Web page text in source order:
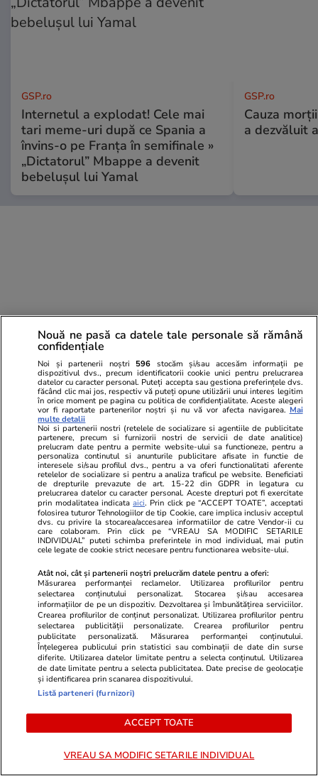
GSP.ro
Internetul a explodat! Cele mai
tari meme-uri după ce Spania a
învins-o pe Franța în semifinale »
„Dictatorul” Mbappe a devenit
bebelușul lui Yamal
GSP.ro
Cauza
a dezvăluit
PARTENERI
Mediafax.ro
Destin incredibil: Messi l-a
îmbăiat pe bebelușul Yamal.
Acum se înfruntă în finala Cupei
Mondiale
Wowbiz.ro
Cum arată
premieră cu
PROMO
Nouă ne pasă ca datele tale personale să rămână
confidențiale
Noi și partenerii noștri 596 stocăm și/sau accesăm informații pe
dispozitivul dvs., precum identificatorii cookie unici pentru prelucrarea
datelor cu caracter personal. Puteți accepta sau gestiona preferințele dvs.
făcând clic mai jos, respectiv vă puteți opune utilizării unui interes legitim
în orice moment pe pagina cu politica de confidențialitate. Aceste alegeri
vor fi raportate partenerilor noștri și nu vă vor afecta navigarea. Mai
multe detalii
Noi si partenerii nostri (retelele de socializare si agentiile de publicitate
partenere, precum si furnizorii nostri de servicii de date analitice)
prelucram date pentru a permite website-ului sa functioneze, pentru a
personaliza continutul si anunturile publicitare afisate in functie de
interesele si/sau profilul dvs., pentru a va oferi functionalitati aferente
retelelor de socializare si pentru a analiza traficul pe website. Beneficiati
de drepturile prevazute de art. 15-22 din GDPR in legatura cu
prelucrarea datelor cu caracter personal. Aceste drepturi pot fi exercitate
prin modalitatea indicataaici. Prin click pe “ACCEPT TOATE”, acceptati
folosirea tuturor Tehnologiilor de tip Cookie, care implica inclusiv acceptul
dvs. cu privire la stocarea/accesarea informatiilor de catre Vendor-ii cu
care colaboram. Prin click pe “VREAU SA MODIFIC SETARILE
INDIVIDUAL” puteti schimba preferintele in mod individual, mai putin
cele legate de cookie strict necesare pentru functionarea website-ului.
Atât noi, cât și partenerii noștri prelucrăm datele pentru a oferi:
Măsurarea performanței reclamelor. Utilizarea profilurilor pentru
selectarea conținutului personalizat. Stocarea și/sau accesarea
informațiilor de pe un dispozitiv. Dezvoltarea și îmbunătățirea serviciilor.
Crearea profilurilor de conținut personalizat. Utilizarea profilurilor pentru
selectarea publicității personalizate. Crearea profilurilor pentru
publicitate personalizată. Măsurarea performanței conținutului.
Înțelegerea publicului prin statistici sau combinații de date din surse
diferite. Utilizarea datelor limitate pentru a selecta conținutul. Utilizarea
de date limitate pentru a selecta publicitatea. Date precise de geolocație
și identificarea prin scanarea dispozitivului.
Listă parteneri (furnizori)
ACCEPT TOATE
VREAU SA MODIFIC SETARILE INDIVIDUAL